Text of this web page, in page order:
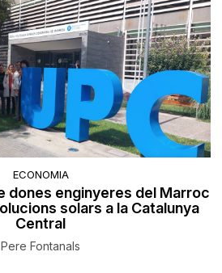
ECONOMIA
dones enginyeres del Marroc
solars a la Catalunya
Central
Pere Fontanals